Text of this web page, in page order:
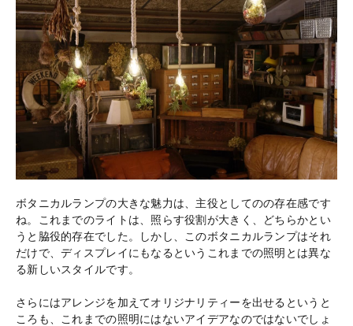
ボタニカルランプの大きな魅力は、主役としてのの存在感です
ね。これまでのライトは、照らす役割が大きく、どちらかとい
うと脇役的存在でした。しかし、このボタニカルランプはそれ
だけで、ディスプレイにもなるというこれまでの照明とは異な
る新しいスタイルです。
さらにはアレンジを加えてオリジナリティーを出せるというと
ころも、これまでの照明にはないアイデアなのではないでしょ